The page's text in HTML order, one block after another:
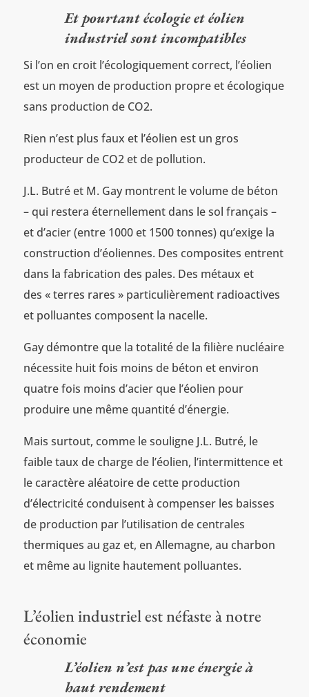
Et pourtant écologie et éolien
industriel sont incompatibles
Si l’on en croit l’écologiquement correct, l’éolien
est un moyen de production propre et écologique
sans production de CO2.
Rien n’est plus faux et l’éolien est un gros
producteur de CO2 et de pollution.
J.L. Butré et M. Gay montrent le volume de béton
– qui restera éternellement dans le sol français –
et d’acier (entre 1000 et 1500 tonnes) qu’exige la
construction d’éoliennes. Des composites entrent
dans la fabrication des pales. Des métaux et
des « terres rares » particulièrement radioactives
et polluantes composent la nacelle.
Gay démontre que la totalité de la filière nucléaire
nécessite huit fois moins de béton et environ
quatre fois moins d’acier que l’éolien pour
produire une même quantité d’énergie.
Mais surtout, comme le souligne J.L. Butré, le
faible taux de charge de l’éolien, l’intermittence et
le caractère aléatoire de cette production
d’électricité conduisent à compenser les baisses
de production par l’utilisation de centrales
thermiques au gaz et, en Allemagne, au charbon
et même au lignite hautement polluantes.
L’éolien industriel est néfaste à notre
économie
L’éolien n’est pas une énergie à
haut rendement